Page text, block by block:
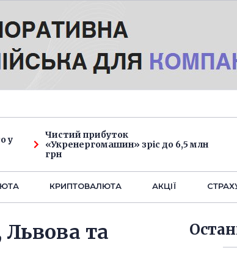
у
Чистий прибуток
«Укренергомашин» зріс до 6,5 млн
грн
КРИПТОВАЛЮТА АКЦІЇ
та